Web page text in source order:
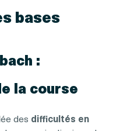
bases
:
la course
des difficultés en